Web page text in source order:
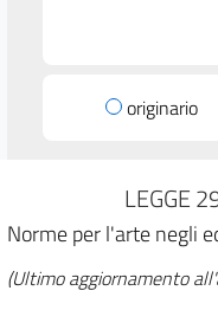
originario
LEGGE
Norme per l'arte negli
(Ultimo aggiornamento